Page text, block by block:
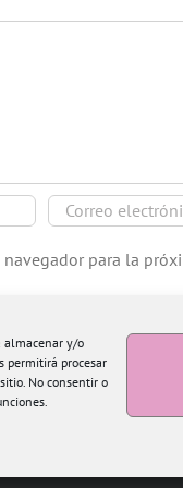
almacenar y/o
permitirá procesar
No consentir o
para la